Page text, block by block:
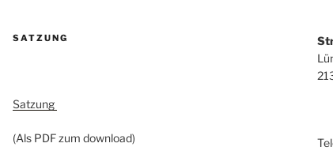
SATZUNG
Satzung
(Als PDF zum download)